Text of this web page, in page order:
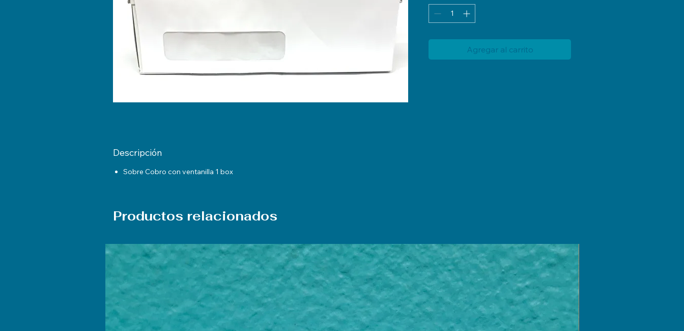
Agregar al carrito
Descripción
Sobre Cobro con ventanilla 1 box
Productos relacionados